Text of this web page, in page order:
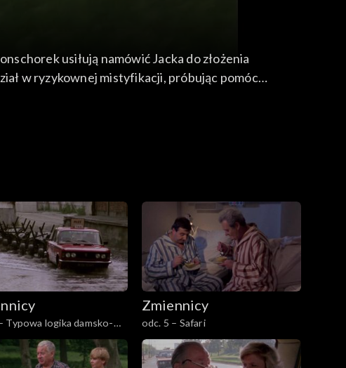
usiłują namówić Jacka do złożenia
w ryzykownej mistyfikacji, próbując pomóc
Typowa logika damsko-
Zmiennicy
odc. 5 – Safari